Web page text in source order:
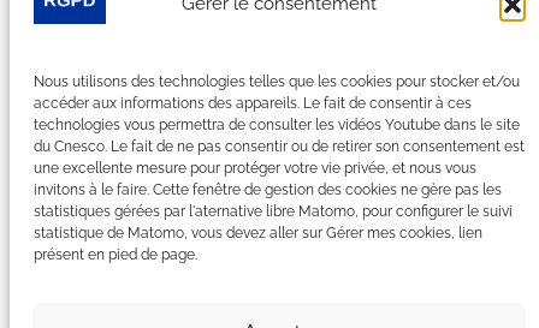
Nous utilisons des technologies telles que les cookies pour stocker et/ou
accéder aux informations des appareils. Le fait de consentir à ces
technologies vous permettra de consulter les vidéos Youtube dans le site
du Cnesco. Le fait de ne pas consentir ou de retirer son consentement est
une excellente mesure pour protéger votre vie privée, et nous vous
invitons à le faire. Cette fenêtre de gestion des cookies ne gère pas les
statistiques gérées par l'aternative libre Matomo, pour configurer le suivi
statistique de Matomo, vous devez aller sur Gérer mes cookies, lien
présent en pied de page.
LinkedIn
YouTube
Facebook
Bluesky
Plan du site